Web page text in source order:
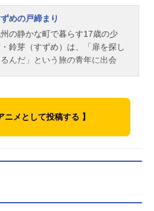
チメートル」のグッズを探す動
信情報【PR】※本ページは動画
サービスのプロモーションが含
ています。※詳細や最新の...
水野理紗矢崎ユウ：稲村優奈ミ
寺崎裕香スタッフ原作・脚本・
：新海誠作画監督・キャラクタ
ザイン：西村貴世美術監督：丹
音楽：天門制作：コミックス・
2011アニメ映画(C)MakotoShink
『星を追う子ども』公式
孝雄：入野自由雪野百香里：花
菜タカオの母：平野文秋月翔
前田剛寺本梨花：寺崎裕香松
井上優佐藤：潘めぐみ相沢：小
可子伊藤宗一郎：星野貴紀スタ
美術監督：滝口比呂志音楽：KA
制作：コミックス・ウ
公開開始年＆季節2013アニメ映
言の葉の庭』公式サイト「新海作
※本ページは動画配信サー...
を満喫！ しかもその不思議な
度々、繰り返されるようになっ
一方、東京で暮らす男子高校
瀧（声・神木隆之介）も、山奥
に住む女子高校生になる、とい
中で入れ替わっていることに気
た2人。お互いにメモを残すこと
ていく。ところが2人の気持ちが
、途切れてしまい…!?作品名君
立花瀧：神木隆之介宮水三葉：
やく見つけた仕事は、怪しげな
ルト雑誌のライター業だった。
これからを示唆するかのよう
連日降り続ける雨。そんな中、
ひしめく都会の片隅で、帆高は
す少女・陽菜。彼女には、不思
能力があった。「ねぇ、今から
り出す街並み。それは祈るだけ
名天気の子放送形態劇場版アニ
野陽菜：森七菜須賀圭介：小栗
めの戸締まり
の静かな町で暮らす17歳の少
鈴芽（すずめ）は、「扉を探し
んだ」という旅の青年に出会
崩壊から取り残されたようにぽ
とたたずむ、古ぼけた扉。なに
に手を伸ばすが…やがて、日本
側からは災いが訪れてしまうた
と。迷い込んだその場所には、
ニメとして投稿する 】